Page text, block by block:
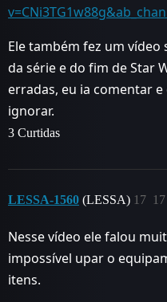
Ele também fez um vídeo
da série e do fim de Star
erradas, eu ia comentar
ignorar.
3 Curtidas
LESSA-1560 (LESSA) 17
Nesse vídeo ele falou
impossível upar o
itens.